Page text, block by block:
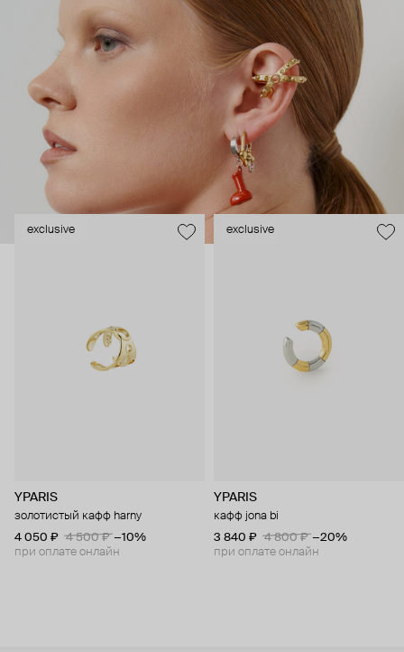
яркими и беззаботными. Они даже превратили Астробоя,
фантастического героя аниме, в остроумные подвески и
серьги, а его прическу – в каффы с шипами. А для любителей
лаконичных силуэтов есть минималистичные украшения,
описывающие движения планет.
exclusive
YPARIS
золотистый кафф harny
4 050 ₽
4 500 ₽ −10%
при оплате онлайн
exclusive
YPARIS
кафф jona bi
3 840 ₽
4 800 ₽ −20%
при оплате онлайн